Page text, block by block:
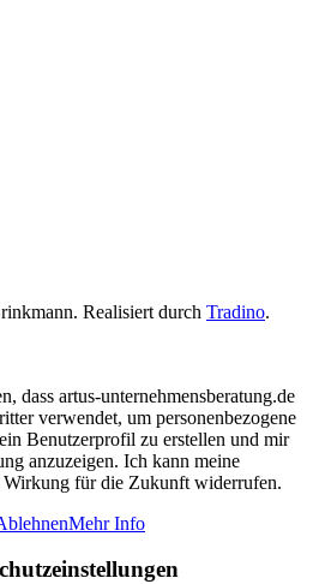
Realisiert durch Tradino.
dass artus-unternehmensberatung.de
verwendet, um personenbezogene
Benutzerprofil zu erstellen und mir
anzuzeigen. Ich kann meine
für die Zukunft widerrufen.
Mehr Info